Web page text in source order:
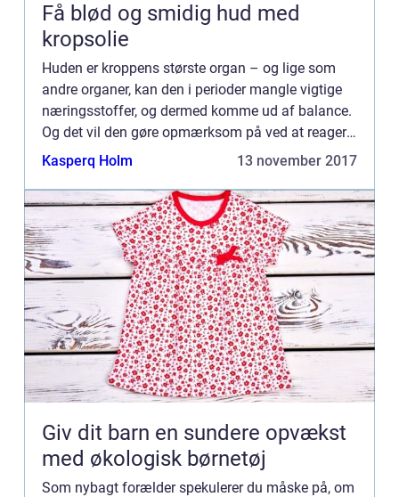
Få blød og smidig hud med
kropsolie
Huden er kroppens største organ – og lige som
andre organer, kan den i perioder mangle vigtige
næringsstoffer, og dermed komme ud af balance.
Og det vil den gøre opmærksom på ved at reagere
med udslæt, ekse...
Kasperq Holm 13 november 2017
Giv dit barn en sundere opvækst
med økologisk børnetøj
Som nybagt forælder spekulerer du måske på, om